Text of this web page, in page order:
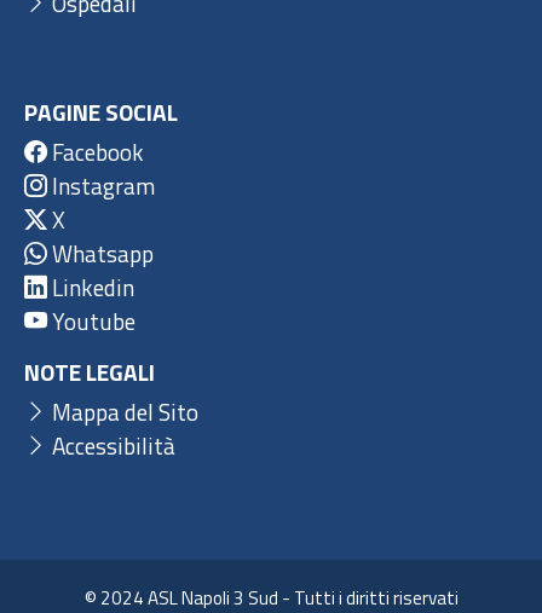
PAGINE SOCIAL
Facebook
Instagram
X
Whatsapp
Linkedin
Youtube
NOTE LEGALI
Mappa del Sito
Accessibilità
© 2024 ASL Napoli 3 Sud - Tutti i diritti riservati